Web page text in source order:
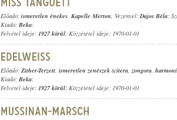
Előadó: ismeretlen énekes, Kapelle Merton, Vezényel:Dajos Béla;
Kiadó: Beka;
Felvétel ideje: 1927 körül; Közzététel ideje: 1970-01-01
Előadó: Zither-Terzett, ismeretlen zenészek (citera, zongora,
Kiadó: Beka;
Felvétel ideje: 1927 körül; Közzététel ideje: 1970-01-01